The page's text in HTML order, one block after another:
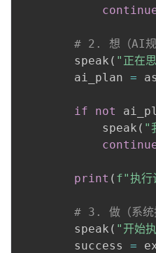
# 2. 想（AI规
        speak
( "正在
        ai_plan
=
if not
            speak
( "
print ( f"执行
# 3. 做（系统
        speak
( "开始
        success
=